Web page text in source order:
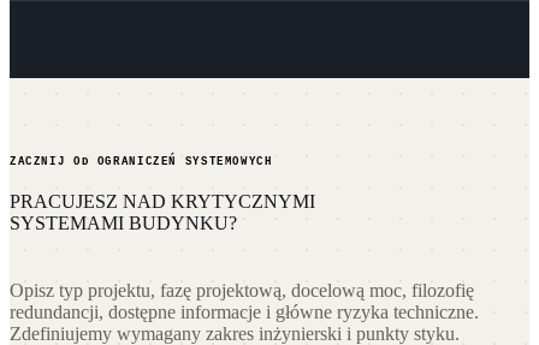
ZACZNIJ OD OGRANICZEŃ SYSTEMOWYCH
PRACUJESZ NAD KRYTYCZNYMI
SYSTEMAMI BUDYNKU?
Opisz typ projektu, fazę projektową, docelową moc, filozofię
redundancji, dostępne informacje i główne ryzyka techniczne.
Zdefiniujemy wymagany zakres inżynierski i punkty styku.